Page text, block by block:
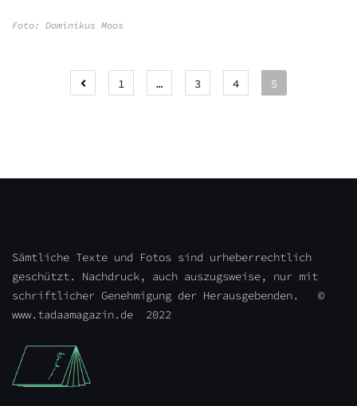
Foto: Dominikus Moos
Beitragsnavigation
1 … 3 4 5
Sämtliche Texte und Fotos sind urheberrechtlich
geschützt. Nachdruck, auch auszugsweise, nur mit
schriftlicher Genehmigung der Herausgebenden. ©
www.tadaamagazin.de 2022